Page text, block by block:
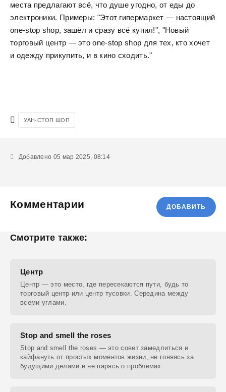
места предлагают всё, что душе угодно, от еды до
электроники. Примеры: "Этот гипермаркет — настоящий
one-stop shop, зашёл и сразу всё купил!", "Новый
торговый центр — это one-stop shop для тех, кто хочет
и одежду прикупить, и в кино сходить."
УАН-СТОП ШОП
Добавлено 05 мар 2025, 08:14
Комментарии ДОБАВИТЬ
Смотрите также:
Центр
Центр — это место, где пересекаются пути, будь то
торговый центр или центр тусовки. Середина между
всеми углами.
Stop and smell the roses
Stop and smell the roses — это совет замедлиться и
кайфануть от простых моментов жизни, не гоняясь за
будущими делами и не парясь о проблемах.